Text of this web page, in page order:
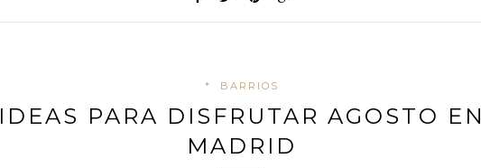
* BARRIOS
IDEAS PARA DISFRUTAR AGOSTO EN
MADRID